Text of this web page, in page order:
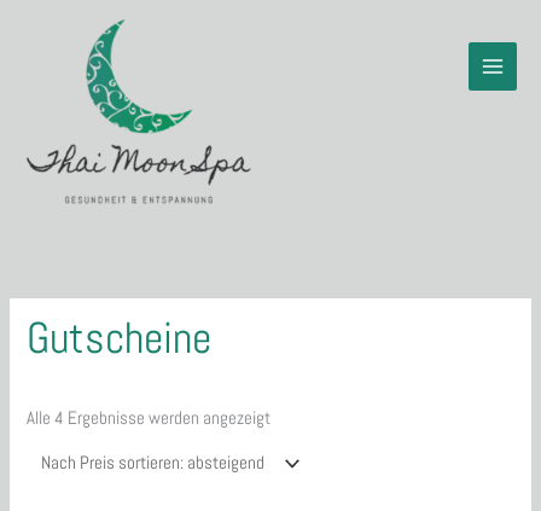
Gutscheine
Alle 4 Ergebnisse werden angezeigt